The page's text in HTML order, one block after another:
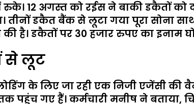
12 अगस्त को रईस ने बाकी डकैतों को
तीनों डकैत बैंक से लूटा गया पूरा सोना
है। डकैतों पर 30 हजार रुपए का इनाम
से लूट
के लिए जा रही एक निजी एजेंसी की
गए हैं। कर्मचारी मनीष ने बताया,